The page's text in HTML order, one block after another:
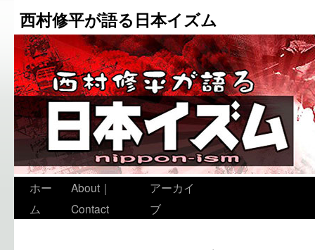
西村修平が語る日本イズム
ホー
ム
About｜
Contact
アーカイ
ブ